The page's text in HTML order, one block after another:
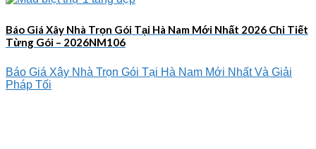
Báo Giá Xây Nhà Trọn Gói Tại Hà Nam Mới Nhất 2026 Chi Tiết
Từng Gói – 2026NM106
Báo Giá Xây Nhà Trọn Gói Tại Hà Nam Mới Nhất Và Giải
Pháp Tối